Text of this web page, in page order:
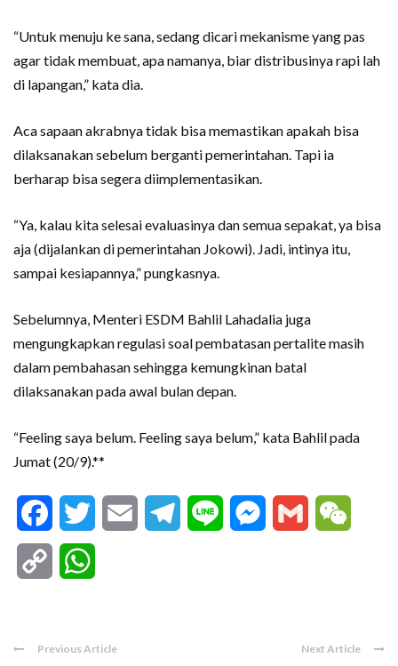
“Untuk menuju ke sana, sedang dicari mekanisme yang pas
agar tidak membuat, apa namanya, biar distribusinya rapi lah
di lapangan,” kata dia.
Aca sapaan akrabnya tidak bisa memastikan apakah bisa
dilaksanakan sebelum berganti pemerintahan. Tapi ia
berharap bisa segera diimplementasikan.
“Ya, kalau kita selesai evaluasinya dan semua sepakat, ya bisa
aja (dijalankan di pemerintahan Jokowi). Jadi, intinya itu,
sampai kesiapannya,” pungkasnya.
Sebelumnya, Menteri ESDM Bahlil Lahadalia juga
mengungkapkan regulasi soal pembatasan pertalite masih
dalam pembahasan sehingga kemungkinan batal
dilaksanakan pada awal bulan depan.
“Feeling saya belum. Feeling saya belum,” kata Bahlil pada
Jumat (20/9).**
FacebookTwitter Email Telegram
Line Messenger
Gmail
Copy
Previous Article Next Article